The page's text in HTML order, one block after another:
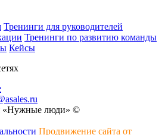
Тренинги для руководителей
Тренинги по развитию команды
Кейсы
«Нужные люди» ©
Продвижение сайта от